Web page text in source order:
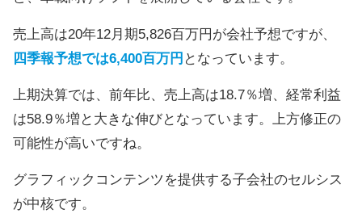
売上高は20年12月期5,826百万円が会社予想ですが、
四季報予想では6,400百万円 となっています。
上期決算では、前年比、売上高は18.7％増、経常利益
は58.9％増と大きな伸びとなっています。上方修正の
可能性が高いですね。
グラフィックコンテンツを提供する子会社のセルシス
が中核です。